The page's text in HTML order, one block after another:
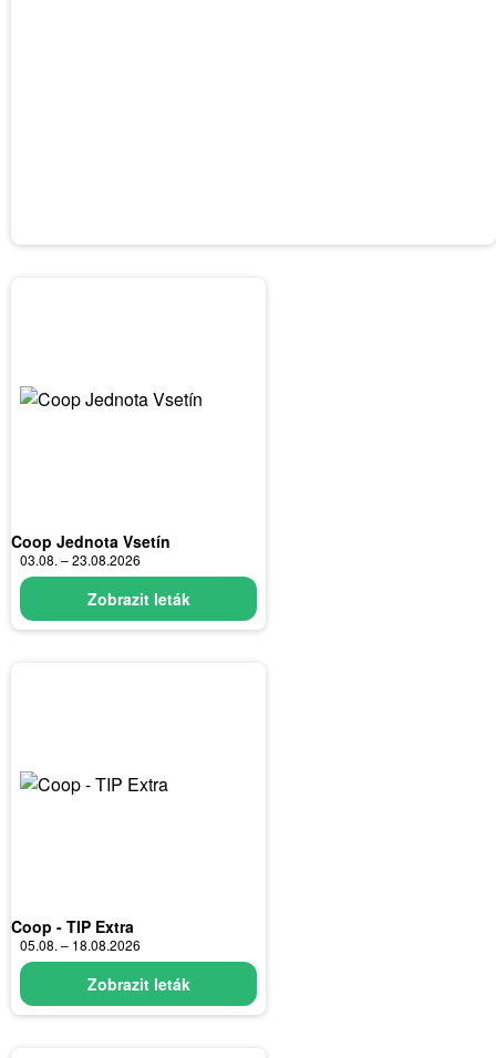
Coop Jednota Vsetín
03.08. – 23.08.2026
Zobrazit leták
Coop - TIP Extra
05.08. – 18.08.2026
Zobrazit leták